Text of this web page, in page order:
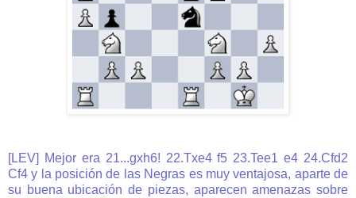
[LEV] Mejor era 21...gxh6! 22.Txe4 f5 23.Tee1 e4 24.Cfd2
Cf4 y la posición de las Negras es muy ventajosa, aparte de
su buena ubicación de piezas, aparecen amenazas sobre